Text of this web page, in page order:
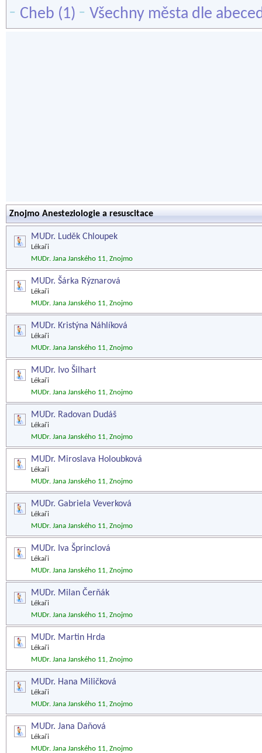
- Cheb (1) - Všechny města dle
Znojmo Anesteziologie a resuscitace
MUDr. Luděk Chloupek
Lékaři
MUDr. Jana Janského 11, Znojmo
MUDr. Šárka Rýznarová
Lékaři
MUDr. Jana Janského 11, Znojmo
MUDr. Kristýna Náhlíková
Lékaři
MUDr. Jana Janského 11, Znojmo
MUDr. Ivo Šilhart
Lékaři
MUDr. Jana Janského 11, Znojmo
MUDr. Radovan Dudáš
Lékaři
MUDr. Jana Janského 11, Znojmo
MUDr. Miroslava Holoubková
Lékaři
MUDr. Jana Janského 11, Znojmo
MUDr. Gabriela Veverková
Lékaři
MUDr. Jana Janského 11, Znojmo
MUDr. Iva Šprinclová
Lékaři
MUDr. Jana Janského 11, Znojmo
MUDr. Milan Čerňák
Lékaři
MUDr. Jana Janského 11, Znojmo
MUDr. Martin Hrda
Lékaři
MUDr. Jana Janského 11, Znojmo
MUDr. Hana Miličková
Lékaři
MUDr. Jana Janského 11, Znojmo
MUDr. Jana Daňová
Lékaři
MUDr. Jana Janského 11, Znojmo